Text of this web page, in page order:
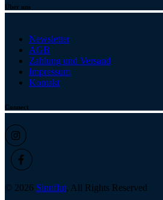
Über uns
Newsletter
AGB
Zahlung und Versand
Impressum
Kontakt
Connect
© 2026 Sinnflut, All Rights Reserved